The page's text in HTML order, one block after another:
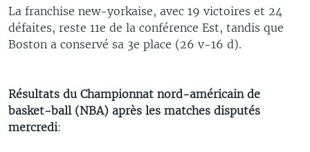
La franchise new-yorkaise, avec 19 victoires et 24
défaites, reste 11e de la conférence Est, tandis que
Boston a conservé sa 3e place (26 v-16 d).
Résultats du Championnat nord-américain de
basket-ball (NBA) après les matches disputés
mercredi: